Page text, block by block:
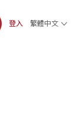
登入 繁體中文